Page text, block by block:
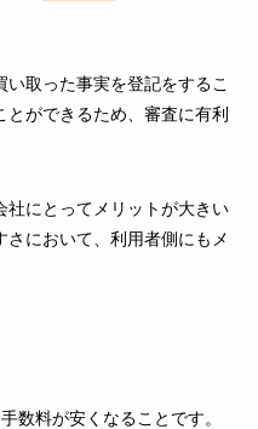
取った事実を登記をするこ
ができるため、審査に有利
社にとってメリットが大きい
において、利用者側にもメ
数料が安くなることです。